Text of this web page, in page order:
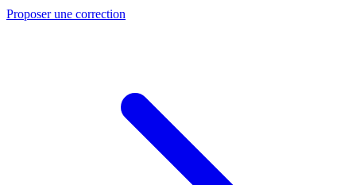
Proposer une correction